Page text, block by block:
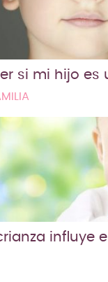
si mi hijo es
influye